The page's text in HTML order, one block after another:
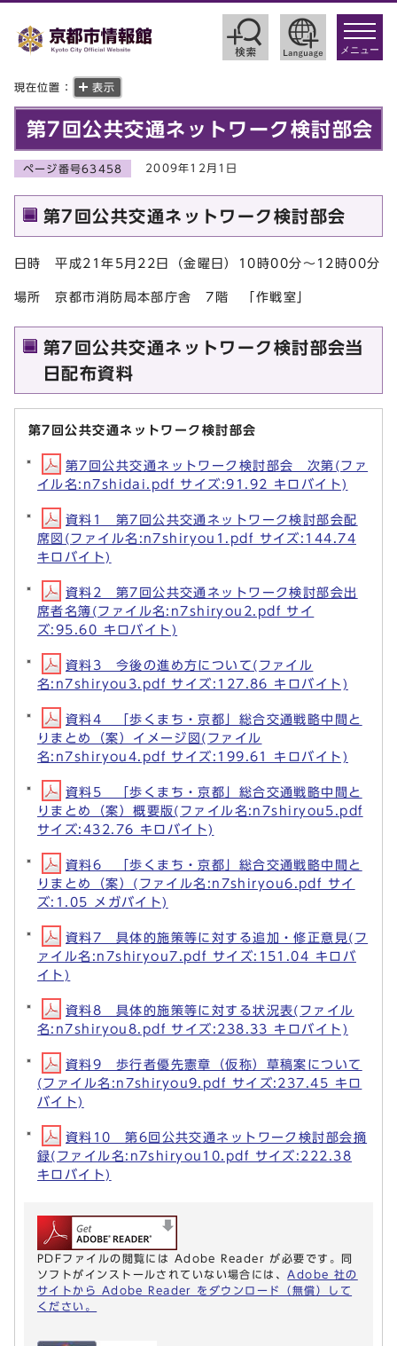
toggle
メニュー
現在位置： 表示
第7回公共交通ネットワーク検討部会
ページ番号63458 2009年12月1日
第7回公共交通ネットワーク検討部会
日時 平成21年5月22日（金曜日）10時00分～12時00分
場所 京都市消防局本部庁舎 7階 「作戦室」
第7回公共交通ネットワーク検討部会当
日配布資料
第7回公共交通ネットワーク検討部会
第7回公共交通ネットワーク検討部会 次第(ファ
イル名:n7shidai.pdf サイズ:91.92 キロバイト)
資料1 第7回公共交通ネットワーク検討部会配
席図(ファイル名:n7shiryou1.pdf サイズ:144.74
キロバイト)
資料2 第7回公共交通ネットワーク検討部会出
席者名簿(ファイル名:n7shiryou2.pdf サイ
ズ:95.60 キロバイト)
資料3 今後の進め方について(ファイル
名:n7shiryou3.pdf サイズ:127.86 キロバイト)
資料4 「歩くまち・京都」総合交通戦略中間と
りまとめ（案）イメージ図(ファイル
名:n7shiryou4.pdf サイズ:199.61 キロバイト)
資料5 「歩くまち・京都」総合交通戦略中間と
りまとめ（案）概要版(ファイル名:n7shiryou5.pdf
サイズ:432.76 キロバイト)
資料6 「歩くまち・京都」総合交通戦略中間と
りまとめ（案）(ファイル名:n7shiryou6.pdf サイ
ズ:1.05 メガバイト)
資料7 具体的施策等に対する追加・修正意見(フ
ァイル名:n7shiryou7.pdf サイズ:151.04 キロバ
イト)
資料8 具体的施策等に対する状況表(ファイル
名:n7shiryou8.pdf サイズ:238.33 キロバイト)
資料9 歩行者優先憲章（仮称）草稿案について
(ファイル名:n7shiryou9.pdf サイズ:237.45 キロ
バイト)
資料10 第6回公共交通ネットワーク検討部会摘
録(ファイル名:n7shiryou10.pdf サイズ:222.38
キロバイト)
PDFファイルの閲覧には Adobe Reader が必要です。同
ソフトがインストールされていない場合には、 Adobe 社の
サイトから Adobe Reader をダウンロード（無償）して
ください。